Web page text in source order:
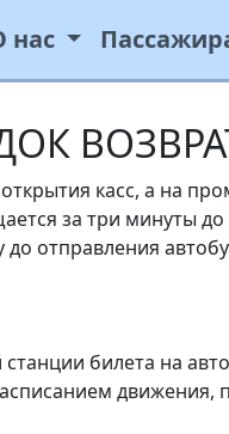
нас
касс, а на
за три минуты до
отправления
станции билета на